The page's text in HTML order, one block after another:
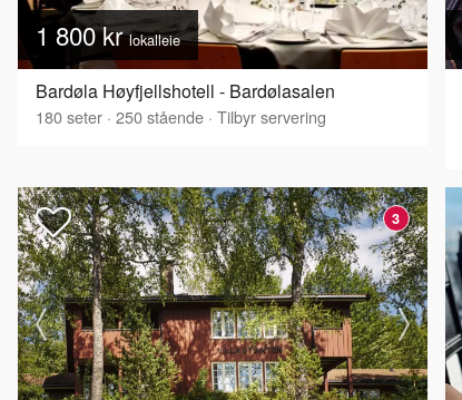
1 800 krlokalleie
Bardøla Høyfjellshotell - Bardølasalen
180seter · 250stående · Tilbyr servering
3